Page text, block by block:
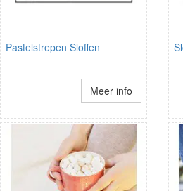
Pastelstrepen Sloffen
Meer info